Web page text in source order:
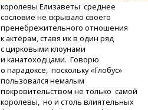
королевы Елизаветы среднее
сословие не скрывало своего
пренебрежительного отношения
к актёрам, ставя их в один ряд
с цирковыми клоунами
и канатоходцами. Говорю
о парадоксе, поскольку «Глобус»
пользовался немалым
покровительством не только самой
королевы, но и столь влиятельных